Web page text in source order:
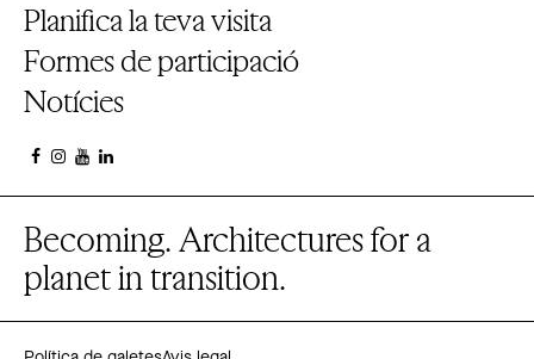
Planifica la teva visita
Formes de participació
Notícies
Becoming. Architectures for a
planet in transition.